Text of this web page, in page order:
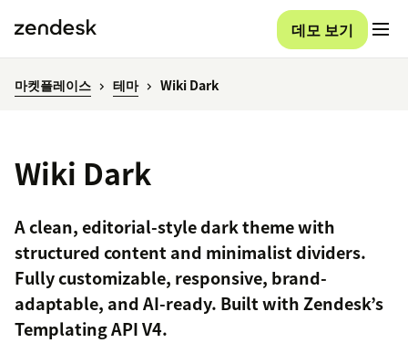
데모 보기
마켓플레이스 테마 Wiki Dark
Wiki Dark
A clean, editorial-style dark theme with
structured content and minimalist dividers.
Fully customizable, responsive, brand-
adaptable, and AI-ready. Built with Zendesk’s
Templating API V4.